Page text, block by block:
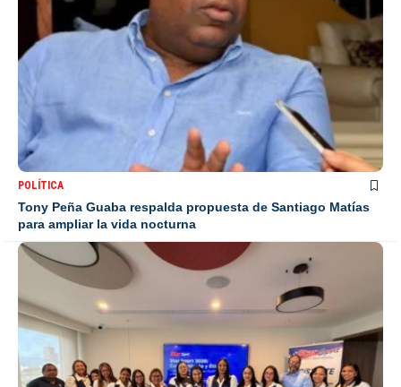
POLÍTICA
Tony Peña Guaba respalda propuesta de Santiago Matías
para ampliar la vida nocturna